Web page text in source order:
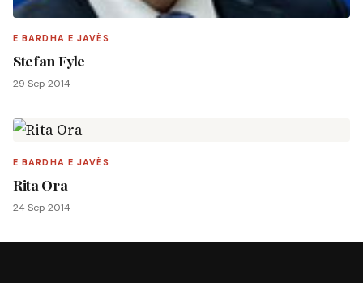
E BARDHA E JAVËS
Stefan Fyle
29 Sep 2014
E BARDHA E JAVËS
Rita Ora
24 Sep 2014